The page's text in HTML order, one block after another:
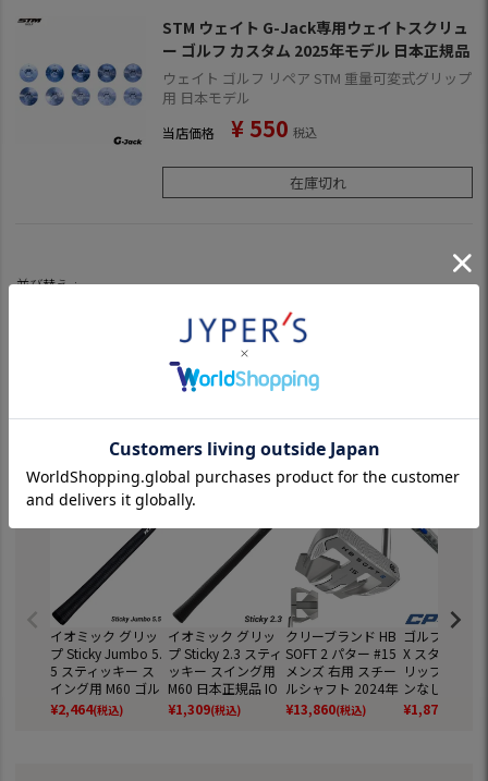
STM ウェイト G-Jack専用ウェイトスクリュ
ー ゴルフ カスタム 2025年モデル 日本正規品
ウェイト ゴルフ リペア STM 重量可変式グリップ
用 日本モデル
当店価格 ¥ 550 税込
在庫切れ
並び替え
価格が安い順 価格が高い順
チェック中の商品からのおすすめ
イオミック グリッ
プ Sticky Jumbo 5.
5 スティッキー ス
イング用 M60 ゴル
フ リペア 日本正規
品 IOMIC
¥2,464(税込)
イオミック グリッ
プ Sticky 2.3 スティ
ッキー スイング用
M60 日本正規品 IO
MIC
¥1,309(税込)
クリーブランド HB
SOFT 2 パター #15
メンズ 右用 スチー
ルシャフト 2024年
モデル 日本正規品
¥13,860(税込)
ゴルフプライ
X スタンダー
リップ バッ
ンなし M60R
Pride 日本正
¥1,870